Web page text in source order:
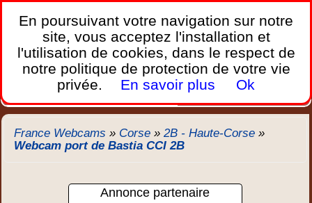
France Webcams,
Les webcams sur mobiles, portables et PC.
Home Bretagne Corse Plages Ports Montagnes
Trafic Chercher New
France Webcams » Corse »2B - Haute-Corse »
Webcam port de Bastia CCI 2B
Annonce partenaire
En poursuivant votre navigation sur notre
site, vous acceptez l'installation et
l'utilisation de cookies, dans le respect de
notre politique de protection de votre vie
privée.
En savoir plus Ok